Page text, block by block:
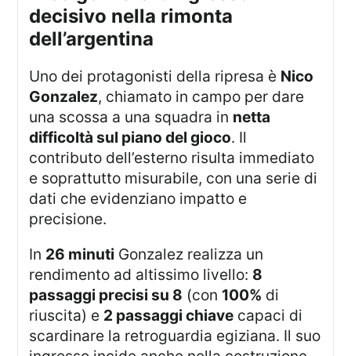
decisivo nella rimonta
dell’argentina
Uno dei protagonisti della ripresa è Nico
Gonzalez, chiamato in campo per dare
una scossa a una squadra in netta
difficoltà sul piano del gioco. Il
contributo dell’esterno risulta immediato
e soprattutto misurabile, con una serie di
dati che evidenziano impatto e
precisione.
In 26 minuti Gonzalez realizza un
rendimento ad altissimo livello: 8
passaggi precisi su 8 (con 100% di
riuscita) e 2 passaggi chiave capaci di
scardinare la retroguardia egiziana. Il suo